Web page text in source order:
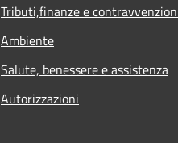
Tributi,finanze e
Ambiente
Salute, benessere e assistenza
Autorizzazioni